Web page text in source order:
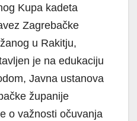
Kupa kadeta
Zagrebačke
u Rakitju,
je na edukaciju
Javna ustanova
županije
o važnosti očuvanja